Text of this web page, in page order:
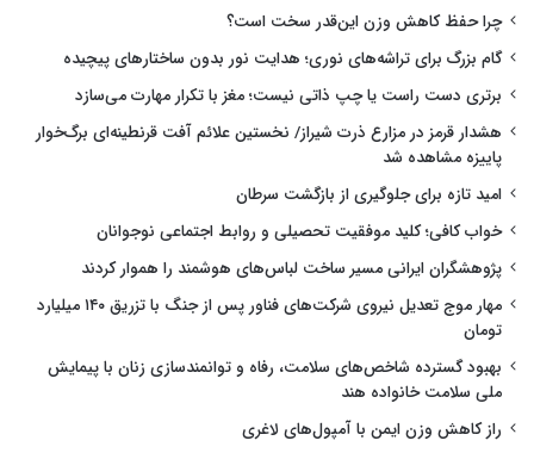
چرا حفظ کاهش وزن این‌قدر سخت است؟
گام بزرگ برای تراشه‌های نوری؛ هدایت نور بدون ساختارهای پیچیده
برتری دست راست یا چپ ذاتی نیست؛ مغز با تکرار مهارت می‌سازد
هشدار قرمز در مزارع ذرت شیراز/ نخستین علائم آفت قرنطینه‌ای برگ‌خوار
پاییزه مشاهده شد
امید تازه برای جلوگیری از بازگشت سرطان
خواب کافی؛ کلید موفقیت تحصیلی و روابط اجتماعی نوجوانان
پژوهشگران ایرانی مسیر ساخت لباس‌های هوشمند را هموار کردند
مهار موج تعدیل نیروی شرکت‌های فناور پس از جنگ با تزریق ۱۴۰ میلیارد
تومان
بهبود گسترده شاخص‌های سلامت، رفاه و توانمندسازی زنان با پیمایش
ملی سلامت خانواده هند
راز کاهش وزن ایمن با آمپول‌های لاغری